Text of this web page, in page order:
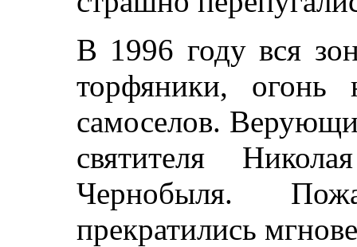
В 1996 году вся
торфяники,
самоселов.
святителя
Чернобыля.
прекратились